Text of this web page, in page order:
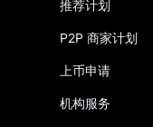
推荐计划
P2P 商家计划
上币申请
机构服务